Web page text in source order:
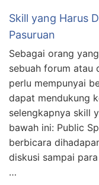
Skill yang Harus
Pasuruan
Sebagai orang
sebuah forum atau
perlu mempunyai
dapat mendukung
selengkapnya skill
bawah ini: Public
berbicara
diskusi sampai
…